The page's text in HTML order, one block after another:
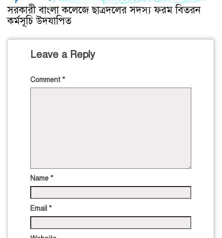
সরকারী বাংলা কলেজে ছাত্রদলের সদস্য ফরম বিতরন
কর্মসূচি উদযাপিত
Leave a Reply
Comment *
Name *
Email *